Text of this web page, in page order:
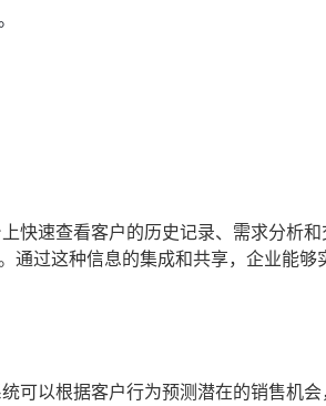
快速查看客户的历史记录、需求分析和
通过这种信息的集成和共享，企业能够
可以根据客户行为预测潜在的销售机会